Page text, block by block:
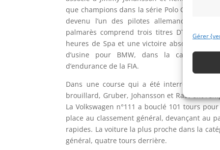
Gérer
que champions dans la série Polo Cup de
devenu l’un des pilotes allemands les
palmarès comprend trois titres DTM, deux
heures de Spa et une victoire absolue en
d’usine pour BMW, dans la catégorie
d’endurance de la FIA.
Dans une course qui a été interrompue
brouillard, Gruber, Johansson et Rast ont
La Volkswagen n°111 a bouclé 101 tours
place au classement général, devançant au
rapides. La voiture la plus proche dans la
général, quatre tours derrière.